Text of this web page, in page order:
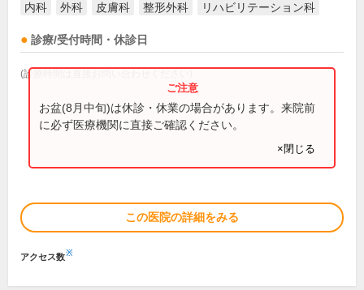
内科 外科 皮膚科 整形外科 リハビリテーション科
診療/受付時間・休診日
(診療時間は直接お問い合わせください)
お盆(8月中旬)は休診・休業の場合があります。来院前
に必ず医療機関に直接ご確認ください。
×閉じる
この医院の詳細をみる
アクセス数※